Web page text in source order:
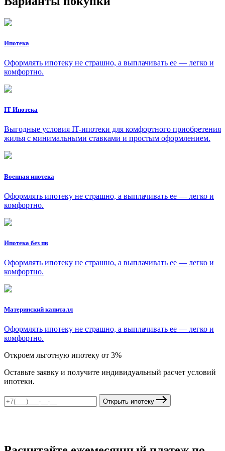
Ипотека
Оформлять ипотеку не страшно, а выплачивать ее — легко и
комфортно.
IT Ипотека
Выгодные условия IT-ипотеки для комфортного приобретения
жилья с минимальными ставками и простым оформлением.
Военная ипотека
Оформлять ипотеку не страшно, а выплачивать ее — легко и
комфортно.
Ипотека без пв
Оформлять ипотеку не страшно, а выплачивать ее — легко и
комфортно.
Материнский капиталл
Оформлять ипотеку не страшно, а выплачивать ее — легко и
комфортно.
Откроем льготную ипотеку от 3%
Оставьте заявку и получите индивидуальный расчет условий
ипотеки.
Открыть ипотеку